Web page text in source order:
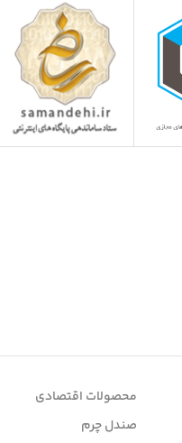
محصولات اقتصادی
صندل چرم